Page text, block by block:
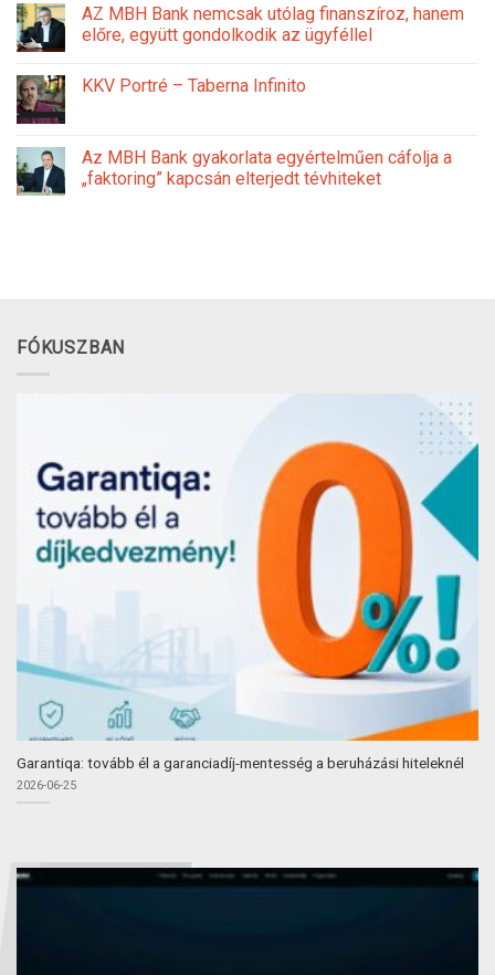
AZ MBH Bank nemcsak utólag finanszíroz, hanem
előre, együtt gondolkodik az ügyféllel
KKV Portré – Taberna Infinito
Az MBH Bank gyakorlata egyértelműen cáfolja a
„faktoring” kapcsán elterjedt tévhiteket
FÓKUSZBAN
Garantiqa: tovább él a garanciadíj-mentesség a beruházási hiteleknél
2026-06-25